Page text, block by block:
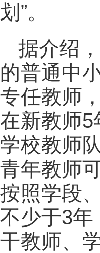
划”。
据介绍
的普通中
专任教师
在新教师5
学校教师
青年教师
按照学段
不少于3年
干教师、